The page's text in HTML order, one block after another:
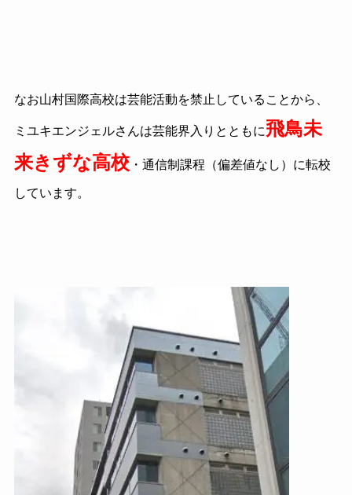
なお山村国際高校は芸能活動を禁止していることから、
ミユキエンジェルさんは芸能界入りとともに飛鳥未
来きずな高校・通信制課程（偏差値なし）に転校
しています。